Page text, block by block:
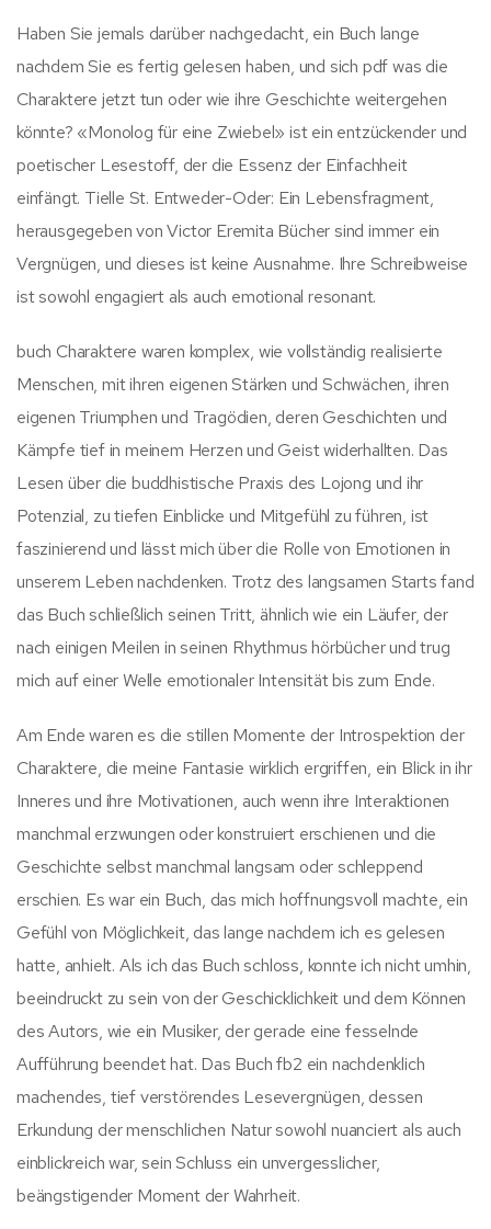
Haben Sie jemals darüber nachgedacht, ein Buch lange
nachdem Sie es fertig gelesen haben, und sich pdf was die
Charaktere jetzt tun oder wie ihre Geschichte weitergehen
könnte? «Monolog für eine Zwiebel» ist ein entzückender und
poetischer Lesestoff, der die Essenz der Einfachheit
einfängt. Tielle St. Entweder-Oder: Ein Lebensfragment,
herausgegeben von Victor Eremita Bücher sind immer ein
Vergnügen, und dieses ist keine Ausnahme. Ihre Schreibweise
ist sowohl engagiert als auch emotional resonant.
buch Charaktere waren komplex, wie vollständig realisierte
Menschen, mit ihren eigenen Stärken und Schwächen, ihren
eigenen Triumphen und Tragödien, deren Geschichten und
Kämpfe tief in meinem Herzen und Geist widerhallten. Das
Lesen über die buddhistische Praxis des Lojong und ihr
Potenzial, zu tiefen Einblicke und Mitgefühl zu führen, ist
faszinierend und lässt mich über die Rolle von Emotionen in
unserem Leben nachdenken. Trotz des langsamen Starts fand
das Buch schließlich seinen Tritt, ähnlich wie ein Läufer, der
nach einigen Meilen in seinen Rhythmus hörbücher und trug
mich auf einer Welle emotionaler Intensität bis zum Ende.
Am Ende waren es die stillen Momente der Introspektion der
Charaktere, die meine Fantasie wirklich ergriffen, ein Blick in ihr
Inneres und ihre Motivationen, auch wenn ihre Interaktionen
manchmal erzwungen oder konstruiert erschienen und die
Geschichte selbst manchmal langsam oder schleppend
erschien. Es war ein Buch, das mich hoffnungsvoll machte, ein
Gefühl von Möglichkeit, das lange nachdem ich es gelesen
hatte, anhielt. Als ich das Buch schloss, konnte ich nicht umhin,
beeindruckt zu sein von der Geschicklichkeit und dem Können
des Autors, wie ein Musiker, der gerade eine fesselnde
Aufführung beendet hat. Das Buch fb2 ein nachdenklich
machendes, tief verstörendes Lesevergnügen, dessen
Erkundung der menschlichen Natur sowohl nuanciert als auch
einblickreich war, sein Schluss ein unvergesslicher,
beängstigender Moment der Wahrheit.